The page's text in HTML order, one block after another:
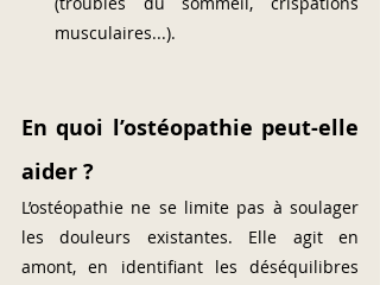
musculaires...).
En quoi l’ostéopathie peut-elle
aider ?
L’ostéopathie ne se limite pas à soulager
les douleurs existantes. Elle agit en
amont, en identifiant les déséquilibres